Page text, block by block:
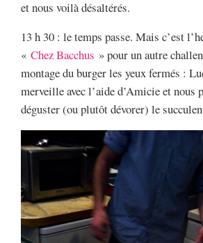
et nous voilà désaltérés.
13 h 30 : le temps passe. Mais c’est
« Chez Bacchus » pour un autre
montage du burger les yeux fermés :
merveille avec l’aide d’Amicie et nous
déguster (ou plutôt dévorer) le